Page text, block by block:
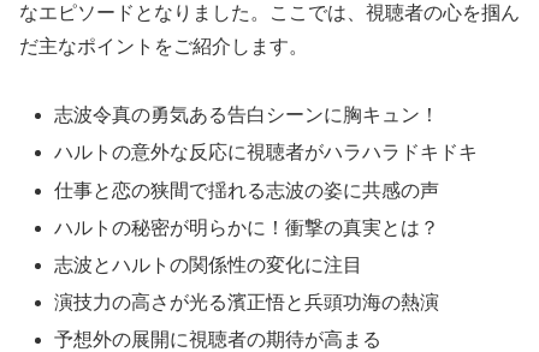
なエピソードとなりました。ここでは、視聴者の心を掴ん
だ主なポイントをご紹介します。
志波令真の勇気ある告白シーンに胸キュン！
ハルトの意外な反応に視聴者がハラハラドキドキ
仕事と恋の狭間で揺れる志波の姿に共感の声
ハルトの秘密が明らかに！衝撃の真実とは？
志波とハルトの関係性の変化に注目
演技力の高さが光る濱正悟と兵頭功海の熱演
予想外の展開に視聴者の期待が高まる